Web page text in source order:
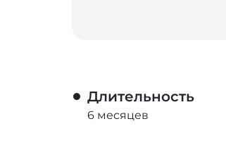
Длительность
6 месяцев